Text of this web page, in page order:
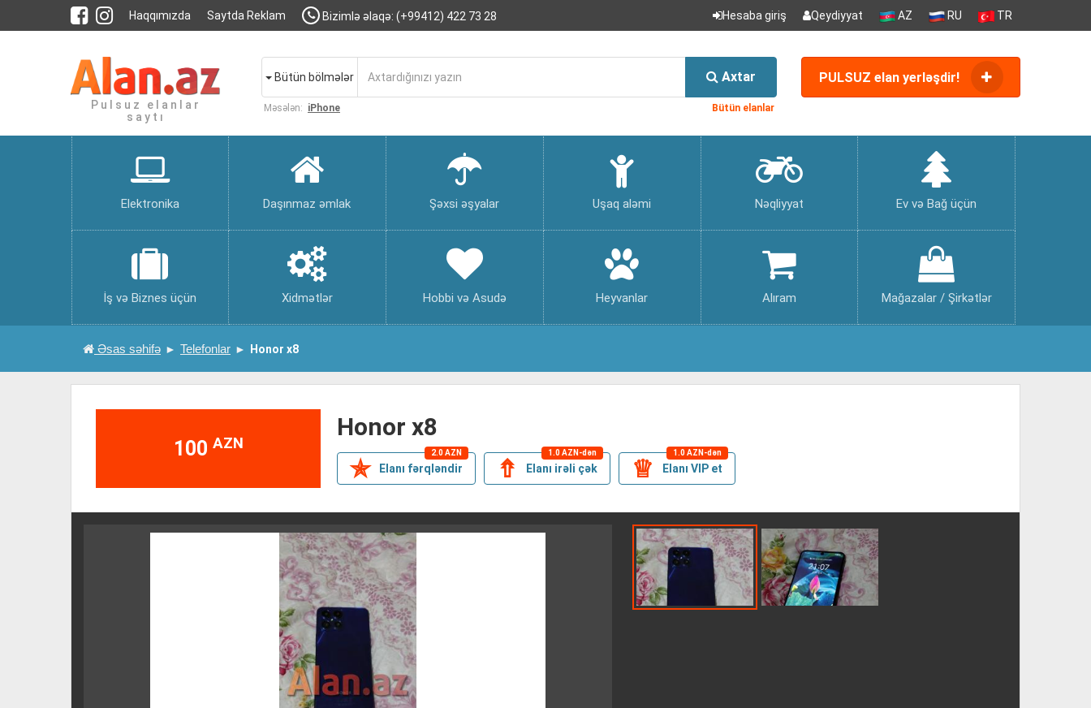
Haqqımızda Saytda Reklam Bizimlə əlaqə: (+99412) 422 73 28 Hesaba giriş Qeydiyyat AZ RU TR
Pulsuz elanlar
saytı
Bütün bölmələr Axtar
Məsələn: iPhone Bütün elanlar
PULSUZ elan yerləşdir!
Elektronika Daşınmaz əmlak Şəxsi əşyalar Uşaq aləmi Nəqliyyat Ev və Bağ üçün
İş və Biznes üçün Xidmətlər Hobbi və Asudə Heyvanlar Alıram Mağazalar / Şirkətlər
Əsas səhifə Telefonlar Honor x8
100 AZN
honor x8
✯
Elanı fərqləndir
2.0 AZN
⇮ Elanı irəli çək
1.0 AZN-dən
♕ Elanı VIP et
1.0 AZN-dən